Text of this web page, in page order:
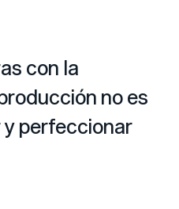
con la
no es
y perfeccionar